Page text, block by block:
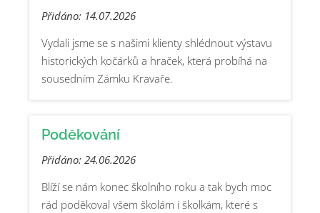
Přidáno: 14.07.2026
Vydali jsme se s našimi klienty shlédnout výstavu
historických kočárků a hraček, která probíhá na
sousedním Zámku Kravaře.
Poděkování
Přidáno: 24.06.2026
Blíží se nám konec školního roku a tak bych moc
rád poděkoval všem školám i školkám, které s